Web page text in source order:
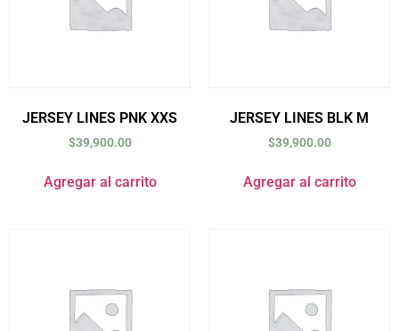
JERSEY LINES PNK XXS
$39,900.00
Agregar al carrito
JERSEY LINES BLK M
$39,900.00
Agregar al carrito